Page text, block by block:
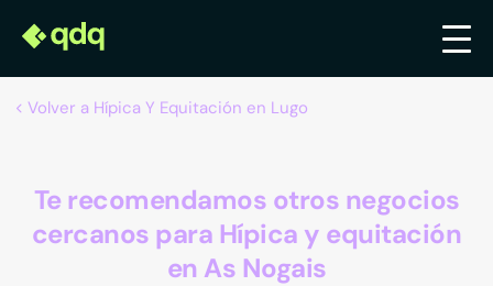
Volver a Hípica Y Equitación en Lugo
Te recomendamos otros negocios
cercanos para Hípica y equitación
en As Nogais